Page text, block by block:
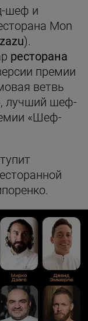
шеф и
Mon
).
ресторана
премии
ветвь
лучший шеф-
«Шеф-